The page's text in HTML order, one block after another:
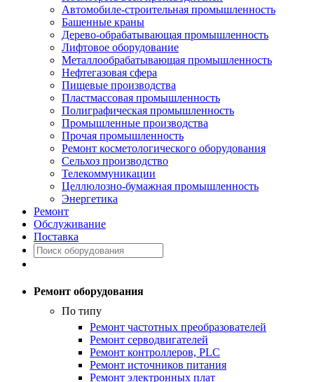
Автомобиле-строительная промышленность
Башенные краны
Дерево-обрабатывающая промышленность
Лифтовое оборудование
Металлообрабатывающая промышленность
Нефтегазовая сфера
Пищевые производства
Пластмассовая промышленность
Полиграфическая промышленность
Промышленные производства
Прочая промышленность
Ремонт косметологического оборудования
Сельхоз производство
Телекоммуникации
Целлюлозно-бумажная промышленность
Энергетика
Ремонт
Обслуживание
Поставка
Ремонт оборудования
По типу
Ремонт частотных преобразователей
Ремонт серводвигателей
Ремонт контроллеров, PLC
Ремонт источников питания
Ремонт электронных плат